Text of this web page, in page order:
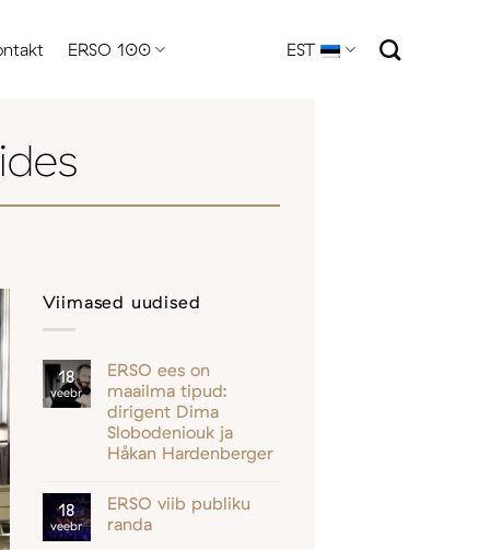
ERSO 100 EST
Viimased uudised
18
veebr
ERSO ees on
maailma tipud:
dirigent Dima
Slobodeniouk ja
Håkan Hardenberger
18
veebr
ERSO viib publiku
randa